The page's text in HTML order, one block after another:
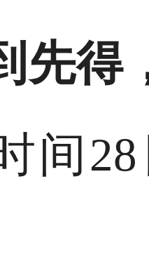
先得
间